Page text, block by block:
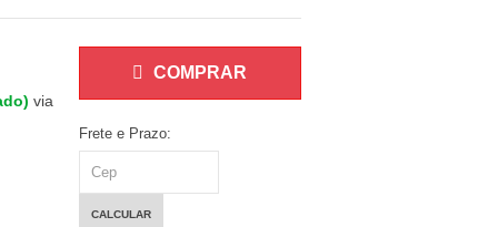
via
COMPRAR
Frete e Prazo:
CALCULAR